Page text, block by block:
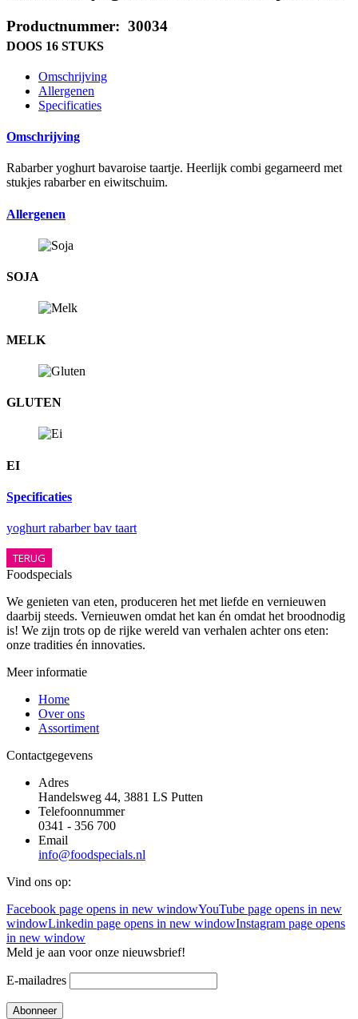
Productnummer: 30034
DOOS 16 STUKS
Omschrijving
Allergenen
Specificaties
Omschrijving
Rabarber yoghurt bavaroise taartje. Heerlijk combi gegarneerd met
stukjes rabarber en eiwitschuim.
Allergenen
SOJA
MELK
GLUTEN
EI
Specificaties
yoghurt rabarber bav taart
TERUG
Foodspecials
We genieten van eten, produceren het met liefde en vernieuwen
daarbij steeds. Vernieuwen omdat het kan én omdat het broodnodig
is! We zijn trots op de rijke wereld van verhalen achter ons eten:
onze tradities én innovaties.
Meer informatie
Home
Over ons
Assortiment
Contactgegevens
Adres
Handelsweg 44, 3881 LS Putten
Telefoonnummer
0341 - 356 700
Email
info@foodspecials.nl
Vind ons op:
Facebook page opens in new windowYouTube page opens in new
windowLinkedin page opens in new windowInstagram page opens
in new window
Meld je aan voor onze nieuwsbrief!
E-mailadres